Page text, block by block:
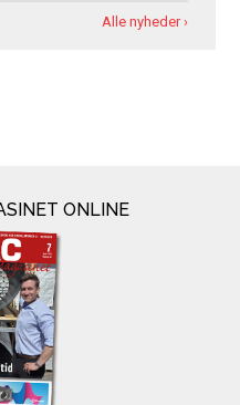
Alle nyheder ›
ONLINE